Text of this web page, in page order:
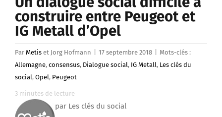
construire entre Peugeot et
IG Metall d’Opel
Par Metis et Jorg Hofmann 17 septembre 2018
Mots-clés :
Allemagne, consensus, Dialogue social, IG Metall, Les clés du
social, Opel, Peugeot
3 minutes de lecture
par Les clés du social